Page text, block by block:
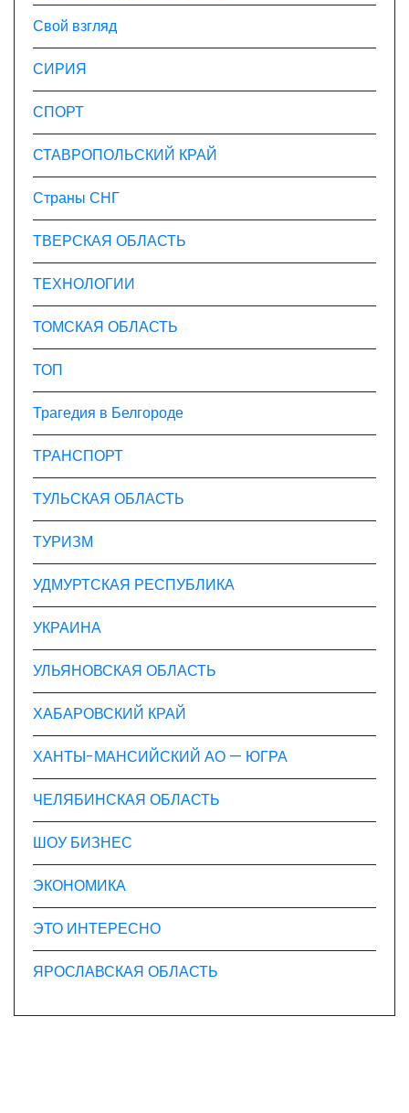
Свой взгляд
СИРИЯ
СПОРТ
СТАВРОПОЛЬСКИЙ КРАЙ
Страны СНГ
ТВЕРСКАЯ ОБЛАСТЬ
ТЕХНОЛОГИИ
ТОМСКАЯ ОБЛАСТЬ
ТОП
Трагедия в Белгороде
ТРАНСПОРТ
ТУЛЬСКАЯ ОБЛАСТЬ
ТУРИЗМ
УДМУРТСКАЯ РЕСПУБЛИКА
УКРАИНА
УЛЬЯНОВСКАЯ ОБЛАСТЬ
ХАБАРОВСКИЙ КРАЙ
ХАНТЫ-МАНСИЙСКИЙ АО — ЮГРА
ЧЕЛЯБИНСКАЯ ОБЛАСТЬ
ШОУ БИЗНЕС
ЭКОНОМИКА
ЭТО ИНТЕРЕСНО
ЯРОСЛАВСКАЯ ОБЛАСТЬ